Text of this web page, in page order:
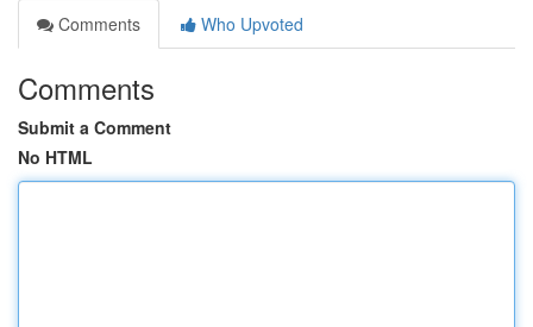
Comments
Who Upvoted
Comments
Submit a Comment
No HTML